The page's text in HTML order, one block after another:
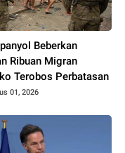
Beberkan
Ribuan Migran
Terobos Perbatasan
01, 2026